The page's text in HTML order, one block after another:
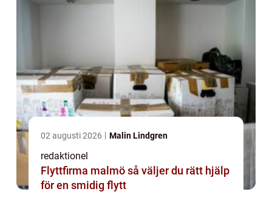
02 augusti 2026 Malin Lindgren
redaktionel
Flyttfirma malmö så väljer du rätt hjälp
för en smidig flytt